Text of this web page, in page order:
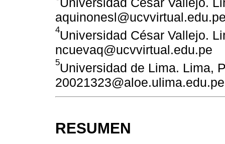
4Universidad César Vallejo.
ncuevaq@ucvvirtual.edu.pe
5Universidad de Lima. Lima,
20021323@aloe.ulima.edu.pe
RESUMEN